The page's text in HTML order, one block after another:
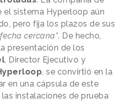
el sistema Hyperloop aún
pero fija los plazos de sus
cercana". De hecho,
presentación de los
, Director Ejecutivo y
, se convirtió en la
en una cápsula de este
instalaciones de prueba